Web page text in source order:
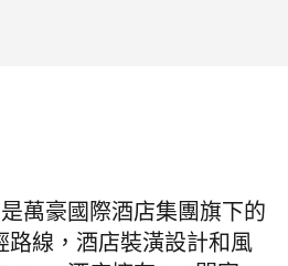
萬豪國際酒店集團旗下的
路線，酒店裝潢設計和風